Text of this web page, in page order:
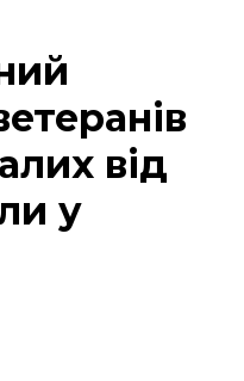
від
у